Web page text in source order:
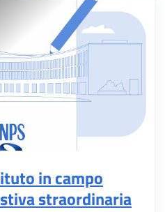
in campo
straordinaria